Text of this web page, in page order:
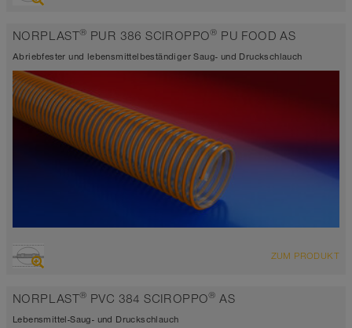
-25°C bis 85°C
Polyurethanschlauch
NORPLAST® PUR 386 SCIROPPO® PU FOOD AS
Abriebfester und lebensmittelbeständiger Saug- und Druckschlauch
ÜBERSICHT
hoch abriebfester Saugschlauch + Druckschlauch
-15°C bis 60°C
ZUM PRODUKT
NORPLAST® PVC 384 SCIROPPO® AS
Lebensmittel-Saug- und Druckschlauch